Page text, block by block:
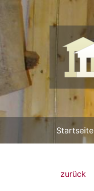
Startseite
zurück